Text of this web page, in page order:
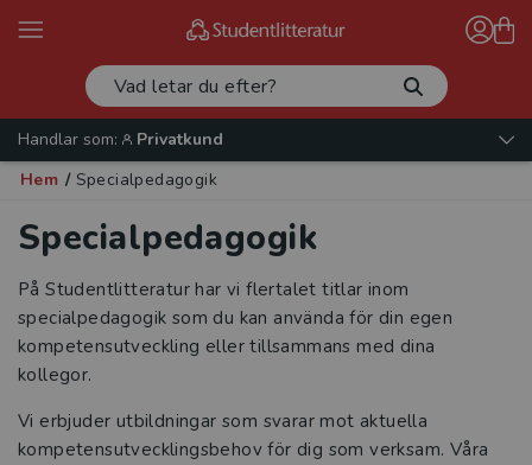
Handlar som:
Privatkund
Hem / Specialpedagogik
Specialpedagogik
På Studentlitteratur har vi flertalet titlar inom
specialpedagogik som du kan använda för din egen
kompetensutveckling eller tillsammans med dina
kollegor.
Vi erbjuder utbildningar som svarar mot aktuella
kompetensutvecklingsbehov för dig som verksam. Våra